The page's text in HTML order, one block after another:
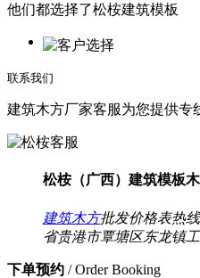
他们都选择了松桉建筑模板
联系我们
建筑木方厂家客服为您提供专
松桉（广西）建筑模板
建筑木方批发价格表热线
省贵港市覃塘区东龙镇
下单预约 / Order Booking